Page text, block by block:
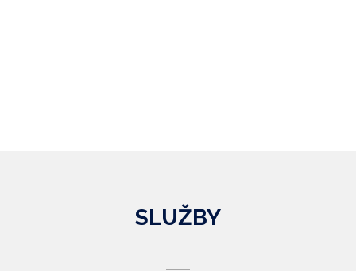
SLUŽBY